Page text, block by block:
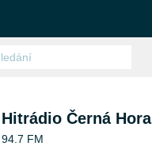
Hitrádio Černá Hora
94.7 FM